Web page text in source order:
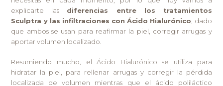
explicarte las diferencias entre los tratamientos
Sculptra y las infiltraciones con Ácido Hialurónico , dado
que ambos se usan para reafirmar la piel, corregir arrugas y
aportar volumen localizado.
Resumiendo mucho, el Ácido Hialurónico se utiliza para
hidratar la piel, para rellenar arrugas y corregir la pérdida
localizada de volumen mientras que el ácido poliláctico